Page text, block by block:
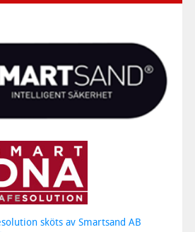
sköts av Smartsand AB